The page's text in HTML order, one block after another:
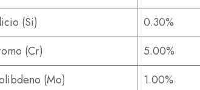
(Si)
0.30%
(Cr)
5.00%
(Mo)
1.00%